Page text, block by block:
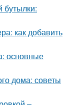
бутылки:
как добавить
основные
дома: советы